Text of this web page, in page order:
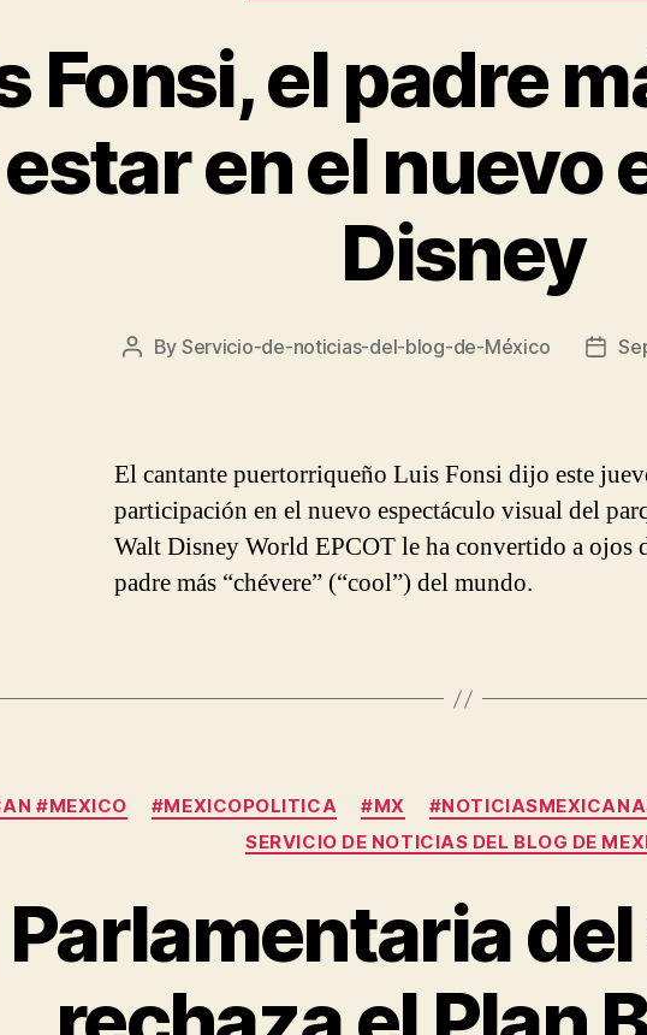
Fonsi, el padre
en el nuevo
Disney
Post
By Servicio-de-noticias-del-blog-de-México
Post
El cantante puertorriqueño Luis Fonsi dijo este
participación en el nuevo espectáculo visual del
Walt Disney World EPCOT le ha convertido a ojos
padre más “chévere” (“cool”) del mundo.
Categories
#MEXICO #MEXICOPOLITICA #MX
SERVICIO DE NOTICIAS DEL BLOG DE
Parlamentaria